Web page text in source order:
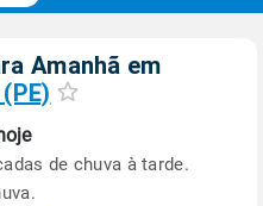
Amanhã em
de chuva à tarde.